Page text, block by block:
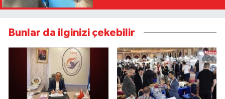
Bunlar da ilginizi çekebilir